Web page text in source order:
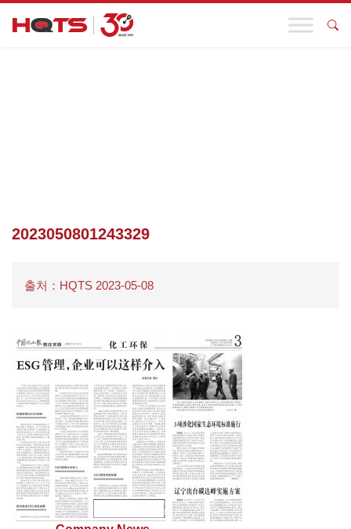
2023050801243329
출처：HQTS 2023-05-08